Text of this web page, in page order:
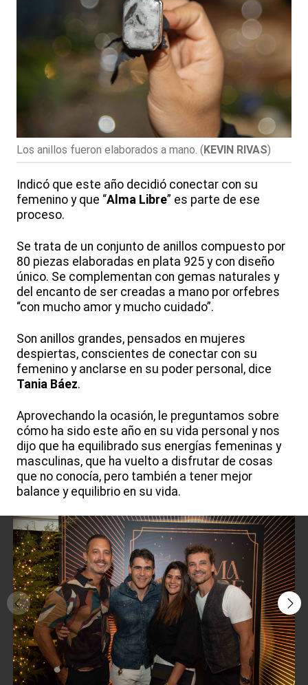
Los anillos fueron elaborados a mano. (KEVIN RIVAS)
Indicó que este año decidió conectar con su
femenino y que “Alma Libre” es parte de ese
proceso.
Se trata de un conjunto de anillos compuesto por
80 piezas elaboradas en plata 925 y con diseño
único. Se complementan con gemas naturales y
del encanto de ser creadas a mano por orfebres
“con mucho amor y mucho cuidado”.
Son anillos grandes, pensados en mujeres
despiertas, conscientes de conectar con su
femenino y anclarse en su poder personal, dice
Tania Báez.
Aprovechando la ocasión, le preguntamos sobre
cómo ha sido este año en su vida personal y nos
dijo que ha equilibrado sus energías femeninas y
masculinas, que ha vuelto a disfrutar de cosas
que no conocía, pero también a tener mejor
balance y equilibrio en su vida.